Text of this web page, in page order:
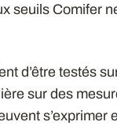
seuils Comifer
d’être testés
sur des